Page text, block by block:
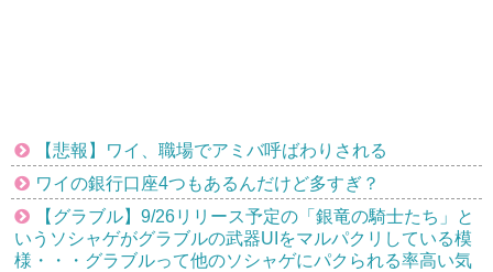
【悲報】ワイ、職場でアミバ呼ばわりされる
ワイの銀行口座4つもあるんだけど多すぎ？
【グラブル】9/26リリース予定の「銀竜の騎士たち」と
いうソシャゲがグラブルの武器UIをマルパクリしている模
様・・・グラブルって他のソシャゲにパクられる率高い気